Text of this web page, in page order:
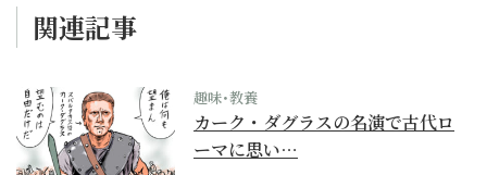
関連記事
趣味･教養
カーク・ダグラスの名演で古代ロ
ーマに思い…